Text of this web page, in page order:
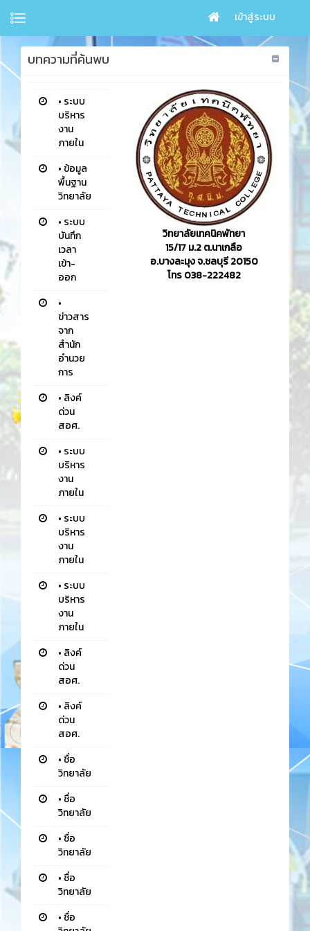
เข้าสู่ระบบ
บทความที่ค้นพบ
• ระบบ
บริหาร
งาน
ภายใน
• ข้อมูล
พื้นฐาน
วิทยาลัย
• ระบบ
บันทึก
เวลา
เข้า-
ออก
•
ข่าวสาร
จาก
สำนัก
อำนวย
การ
• ลิงค์
ด่วน
สอศ.
• ระบบ
บริหาร
งาน
ภายใน
• ระบบ
บริหาร
งาน
ภายใน
• ระบบ
บริหาร
งาน
ภายใน
• ลิงค์
ด่วน
สอศ.
• ลิงค์
ด่วน
สอศ.
• ชื่อ
วิทยาลัย
• ชื่อ
วิทยาลัย
• ชื่อ
วิทยาลัย
• ชื่อ
วิทยาลัย
• ชื่อ
วิทยาลัยเทคนิคพัทยา
15/17 ม.2 ต.นาเกลือ
อ.บางละมุง จ.ชลบุรี 20150
โทร 038-222482